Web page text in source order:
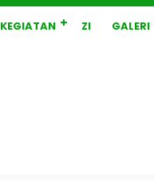
KEGIATAN ZI GALERI